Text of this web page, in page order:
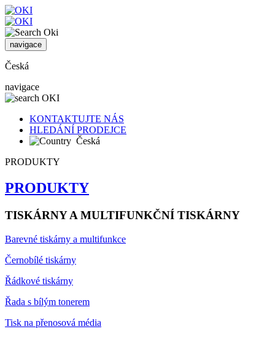
navigace
Česká
navigace
KONTAKTUJTE NÁS
HLEDÁNÍ PRODEJCE
Česká
PRODUKTY
PRODUKTY
TISKÁRNY A MULTIFUNKČNÍ TISKÁRNY
Barevné tiskárny a multifunkce
Černobílé tiskárny
Řádkové tiskárny
Řada s bílým tonerem
Tisk na přenosová média